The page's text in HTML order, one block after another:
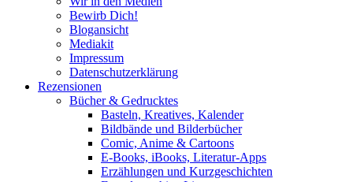
Bewirb Dich!
Blogansicht
Mediakit
Impressum
Datenschutzerklärung
Rezensionen
Bücher & Gedrucktes
Basteln, Kreatives, Kalender
Bildbände und Bilderbücher
Comic, Anime & Cartoons
E-Books, iBooks, Literatur-Apps
Erzählungen und Kurzgeschichten